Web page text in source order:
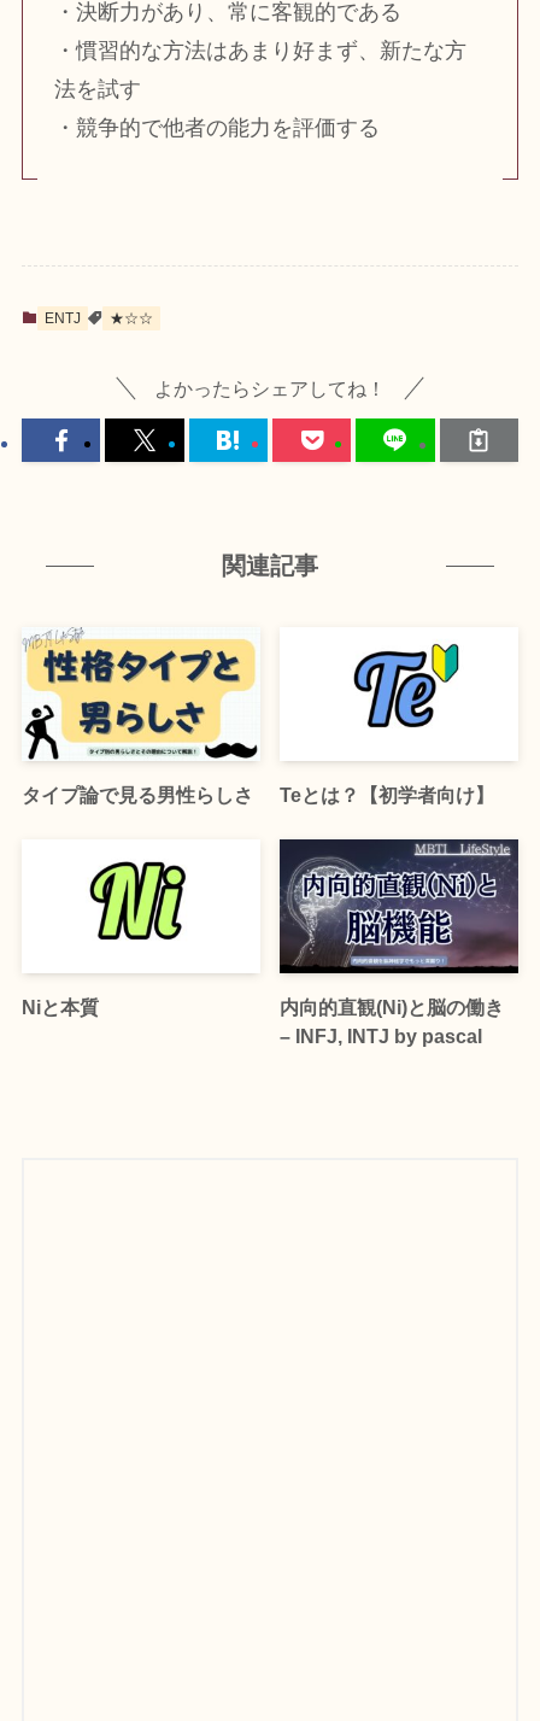
・決断力があり、常に客観的である
・慣習的な方法はあまり好まず、新たな方
法を試す
・競争的で他者の能力を評価する
ENTJ ★☆☆
よかったらシェアしてね！
関連記事
タイプ論で見る男性らしさ Teとは？【初学者向け】
Niと本質
内向的直観(Ni)と脳の働き
– INFJ, INTJ by pascal